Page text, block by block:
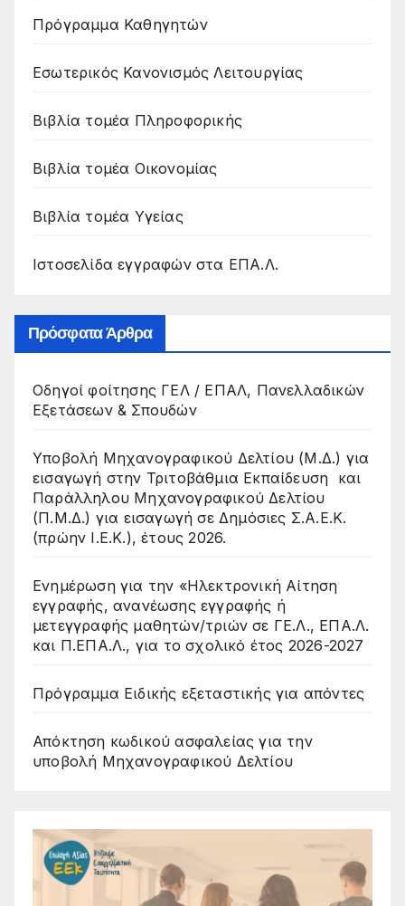
Πρόγραμμα Καθηγητών
Εσωτερικός Κανονισμός Λειτουργίας
Βιβλία τομέα Πληροφορικής
Βιβλία τομέα Οικονομίας
Βιβλία τομέα Υγείας
Ιστοσελίδα εγγραφών στα ΕΠΑ.Λ.
Πρόσφατα Άρθρα
Οδηγοί φοίτησης ΓΕΛ / ΕΠΑΛ, Πανελλαδικών
Εξετάσεων & Σπουδών
Υποβολή Μηχανογραφικού Δελτίου (Μ.Δ.) για
εισαγωγή στην Τριτοβάθμια Εκπαίδευση και
Παράλληλου Μηχανογραφικού Δελτίου
(Π.Μ.Δ.) για εισαγωγή σε Δημόσιες Σ.Α.Ε.Κ.
(πρώην Ι.Ε.Κ.), έτους 2026.
Ενημέρωση για την «Ηλεκτρονική Αίτηση
εγγραφής, ανανέωσης εγγραφής ή
μετεγγραφής μαθητών/τριών σε ΓΕ.Λ., ΕΠΑ.Λ.
και Π.ΕΠΑ.Λ., για το σχολικό έτος 2026-2027
Πρόγραμμα Ειδικής εξεταστικής για απόντες
Απόκτηση κωδικού ασφαλείας για την
υποβολή Μηχανογραφικού Δελτίου